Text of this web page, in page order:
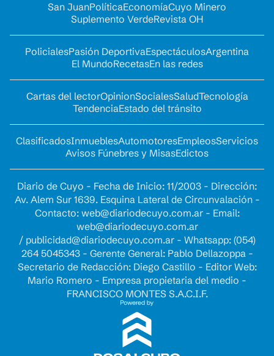
San JuanPolíticaEconomíaCuyo Minero
Suplemento VerdeRevista OH
PolicialesPasión DeportivaEspectáculosArgentina
El MundoRecetasEn las redes
Cartas del lectorOpinionSocialesSaludTecnología
TendenciaEstado del tránsito
ClasificadosInmueblesAutomotoresEmpleosServicios
Avisos Fúnebres y MisasEdictos
Diario de Cuyo - Fecha de Inicio: 11/2003 - Dirección:
Av. Alem Sur 1639. Esquina Lateral de Circunvalación -
Contacto: web@diariodecuyo.com.ar- Email:
web@diariodecuyo.com.ar
/ publicidad@diariodecuyo.com.ar- Whatsapp: (054)
264 5045343 - Gerente General: Pablo Dellazoppa -
Secretario de Redacción: Diego Castillo - Editor Web:
Mario Romero - Empresa propietaria del medio -
FRANCISCO MONTES S.A.C.I.F.